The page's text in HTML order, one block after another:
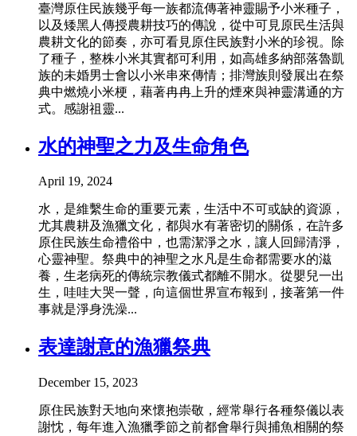
臺灣原住民族幾乎每一族都流傳著神靈賜予小米種子，
以及矮黑人傳授農耕技巧的傳說，從中可見原民生活與
農耕文化的節奏，亦可看見原住民族對小米的珍視。除
了種子，整株小米其實都可利用，如高雄多納部落魯凱
族的未婚男士會以小米串來傳情；排灣族則發展出在祭
典中燃燒小米梗，藉著冉冉上升的煙來與神靈溝通的方
式。感謝祖靈...
水的神聖之力及生命角色
April 19, 2024
水，是維繫生命的重要元素，生活中不可或缺的資源，
尤其農耕及漁獵文化，都與水有著密切的關係，在許多
原住民族生命禮俗中，也需潔淨之水，讓人回歸清淨，
心靈神聖。祭典中的神聖之水凡是生命都需要水的滋
養，生老病死的傳統宗教儀式都離不開水。從嬰兒一出
生，哇哇大哭一聲，向這個世界宣布報到，接著第一件
事就是淨身洗澡...
表達謝意的漁獵祭典
December 15, 2023
原住民族對天地向來懷抱崇敬，經常舉行各種祭儀以表
謝忱，每年進入漁獵季節之前都會舉行與捕魚相關的祭